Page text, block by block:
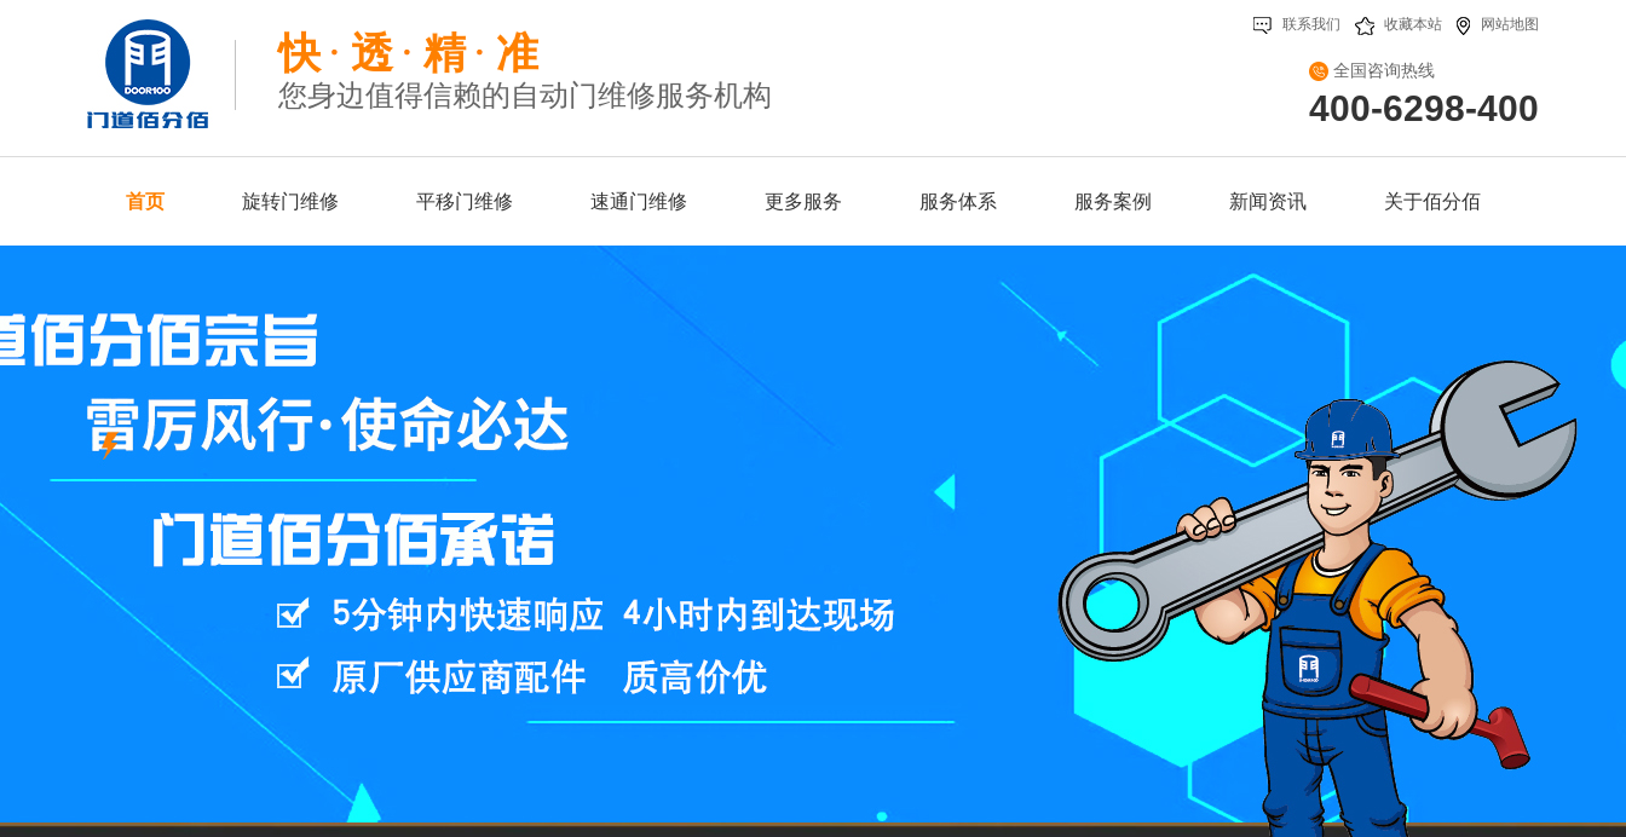
联系我们 收藏本站 网站地图
全国咨询热线
400-6298-400
快 透 精 准
您身边值得信赖的自动门维修服务机构
首页 旋转门维修 平移门维修 速通门维修 更多服务 服务体系 服务案例 新闻资讯 关于佰分佰